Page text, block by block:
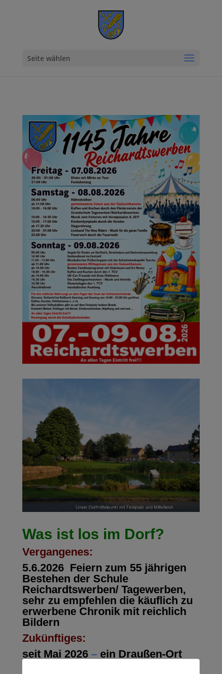
Seite wählen
Was ist los im Dorf?
Vergangenes:
5.6.2026 Feiern zum 55 jährigen
Bestehen der Schule
Reichardtswerben/ Tagewerben,
sehr zu empfehlen die käuflich zu
erwerbene Chronik mit reichlich
Bildern
Zukünftiges:
seit Mai 2026– ein Draußen-Ort